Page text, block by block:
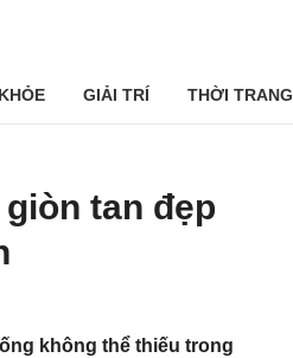
GIẢI TRÍ THỜI TRANG
tan đẹp
không thể thiếu trong